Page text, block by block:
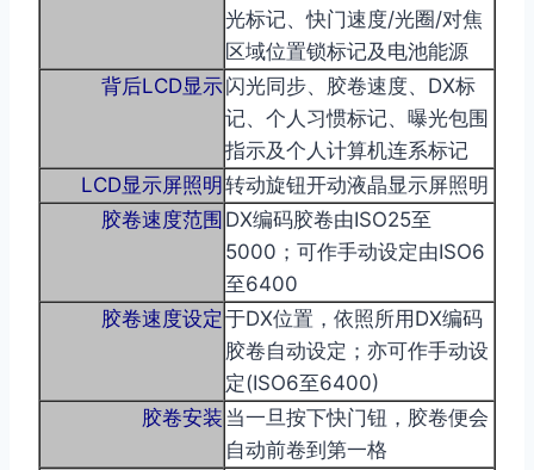
光标记、快门速度/光圈/对焦
区域位置锁标记及电池能源
背后LCD显示闪光同步、胶卷速度、DX标
记、个人习惯标记、曝光包围
指示及个人计算机连系标记
LCD显示屏照明转动旋钮开动液晶显示屏照明
胶卷速度范围 DX编码胶卷由ISO25至
5000；可作手动设定由ISO6
至6400
胶卷速度设定 于DX位置，依照所用DX编码
胶卷自动设定；亦可作手动设
定(ISO6至6400)
胶卷安装 当一旦按下快门钮，胶卷便会
自动前卷到第一格